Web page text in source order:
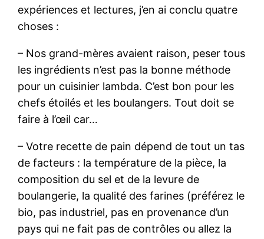
expériences et lectures, j’en ai conclu quatre
choses :
– Nos grand-mères avaient raison, peser tous
les ingrédients n’est pas la bonne méthode
pour un cuisinier lambda. C’est bon pour les
chefs étoilés et les boulangers. Tout doit se
faire à l’œil car…
– Votre recette de pain dépend de tout un tas
de facteurs : la température de la pièce, la
composition du sel et de la levure de
boulangerie, la qualité des farines (préférez le
bio, pas industriel, pas en provenance d’un
pays qui ne fait pas de contrôles ou allez la